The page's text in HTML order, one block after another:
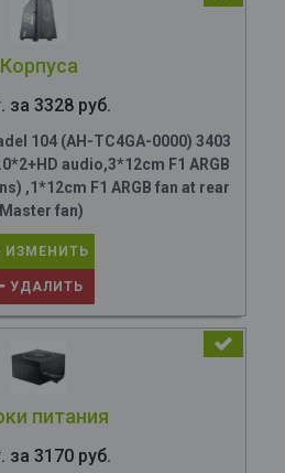
Корпуса
за 3328 руб.
104 (AH-TC4GA-0000) 3403
audio,3*12cm F1 ARGB
,1*12cm F1 ARGB fan at rear
fan)
ИЗМЕНИТЬ
УДАЛИТЬ
питания
за 3170 руб.